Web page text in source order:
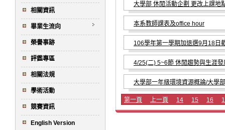
相關資訊
畢業生流向
榮譽事跡
評鑑專區
相關法規
學術活動
競賽資訊
English Version
大學部 休閒活動企劃 更改上課地
本系教師課表及office hour
106學年第一學期加退選9月18日
4/25(二) 5~6節 休閒趨勢與生涯
大學部一年級環境資源概論/大學
第一頁 上一頁 14 15 16